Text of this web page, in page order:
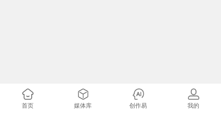
首页 媒体库 创作易 我的